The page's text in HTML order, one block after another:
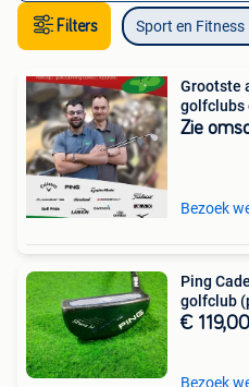
Filters Sport en Fitness
Grootste
golfclubs
Zie
Bezoek
Ping
golfclub
€ 119,00
Bezoek